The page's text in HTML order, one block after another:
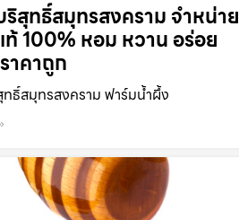
สุทธิ์สมุทรสงคราม จำหน่าย
100% หอม หวาน อร่อย
าคาถูก
ธิ์สมุทรสงคราม ฟาร์มน้ำผึ้ง